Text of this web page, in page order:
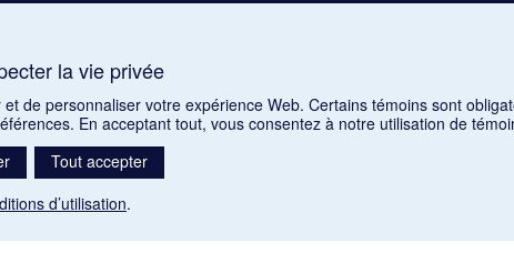
la vie privée
et de personnaliser votre expérience Web. Certains témoins sont
En acceptant tout, vous consentez à notre utilisation de
Tout accepter
d’utilisation.